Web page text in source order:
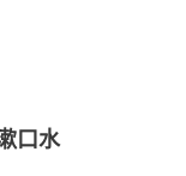
口水